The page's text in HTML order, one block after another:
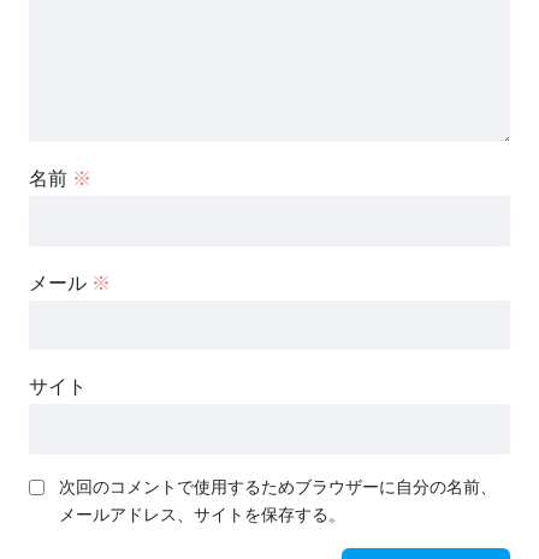
名前 ※
メール ※
サイト
次回のコメントで使用するためブラウザーに自分の名前、
メールアドレス、サイトを保存する。